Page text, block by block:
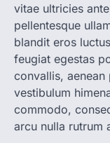
2
vitae ultricies
pellentesque
blandit eros
feugiat egestas
convallis, aenean
vestibulum
commodo,
arcu nulla rutrum